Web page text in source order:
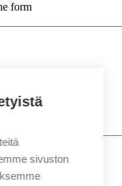
form
sivuston